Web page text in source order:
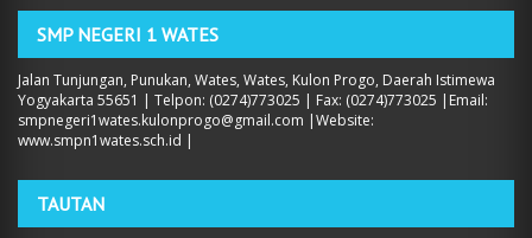
SMP NEGERI 1 WATES
Jalan Tunjungan, Punukan, Wates, Wates, Kulon Progo, Daerah Istimewa
Yogyakarta 55651 | Telpon: (0274)773025 | Fax: (0274)773025 |Email:
smpnegeri1wates.kulonprogo@gmail.com |Website:
www.smpn1wates.sch.id |
TAUTAN